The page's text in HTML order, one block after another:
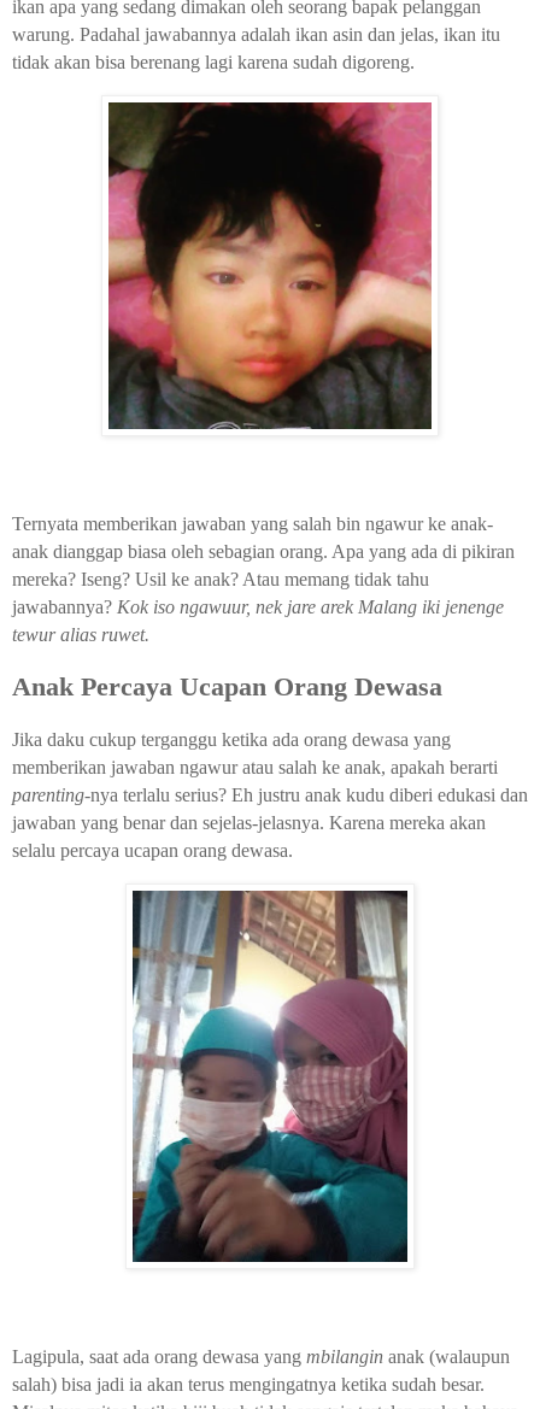
ikan apa yang sedang dimakan oleh seorang bapak pelanggan
warung. Padahal jawabannya adalah ikan asin dan jelas, ikan itu
tidak akan bisa berenang lagi karena sudah digoreng.
Ternyata memberikan jawaban yang salah bin ngawur ke anak-
anak dianggap biasa oleh sebagian orang. Apa yang ada di pikiran
mereka? Iseng? Usil ke anak? Atau memang tidak tahu
jawabannya? Kok iso ngawuur, nek jare arek Malang iki jenenge
tewur alias ruwet.
Anak Percaya Ucapan Orang Dewasa
Jika daku cukup terganggu ketika ada orang dewasa yang
memberikan jawaban ngawur atau salah ke anak, apakah berarti
parenting-nya terlalu serius? Eh justru anak kudu diberi edukasi dan
jawaban yang benar dan sejelas-jelasnya. Karena mereka akan
selalu percaya ucapan orang dewasa.
Lagipula, saat ada orang dewasa yang mbilangin anak (walaupun
salah) bisa jadi ia akan terus mengingatnya ketika sudah besar.